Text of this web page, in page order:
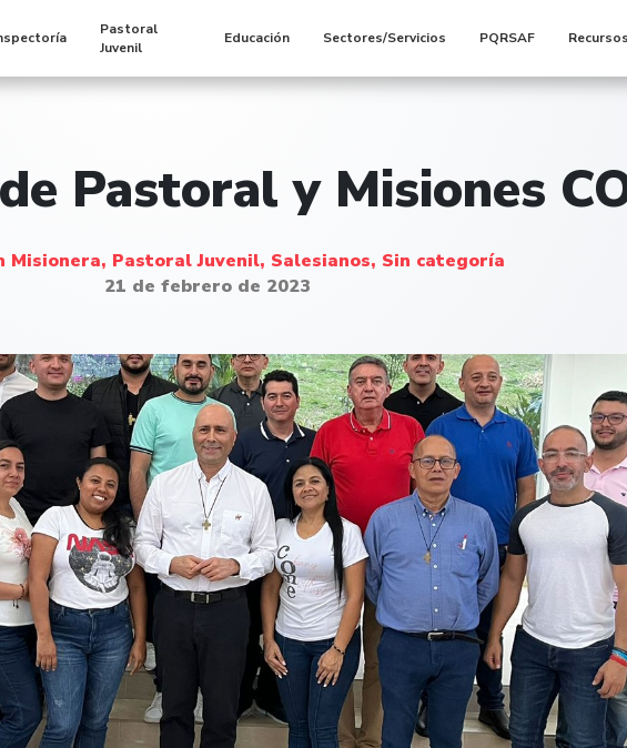
Pastoral
Juvenil
Educación Sectores/Servicios PQRSAF Recursos
Pastoral y Misiones
Misionera, Pastoral Juvenil, Salesianos, Sin categoría
21 de febrero de 2023